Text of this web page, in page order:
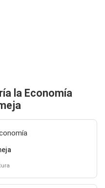
la Economía